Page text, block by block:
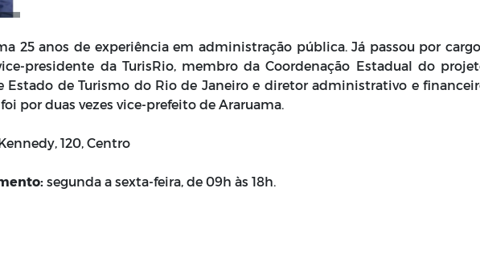
25 anos de experiência em administração pública. Já passou por
presidente da TurisRio, membro da Coordenação Estadual do
Estado de Turismo do Rio de Janeiro e diretor administrativo e
por duas vezes vice-prefeito de Araruama.
120, Centro
segunda a sexta-feira, de 09h às 18h.